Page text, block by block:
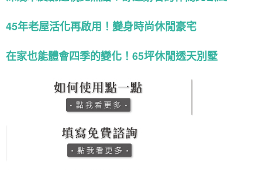
45年老屋活化再啟用！變身時尚休閒豪宅
在家也能體會四季的變化！65坪休閒透天別墅